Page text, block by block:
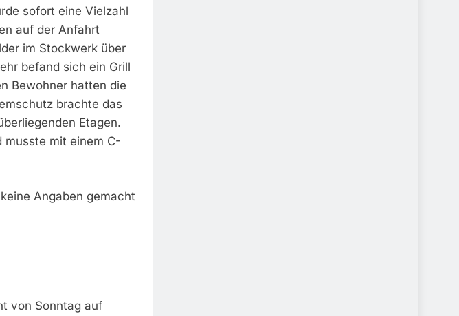
sofort eine Vielzahl
auf der Anfahrt
im Stockwerk über
befand sich ein Grill
Bewohner hatten die
brachte das
Etagen.
musste mit einem C-
Angaben gemacht
von Sonntag auf